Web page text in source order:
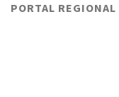
PORTAL REGIONAL